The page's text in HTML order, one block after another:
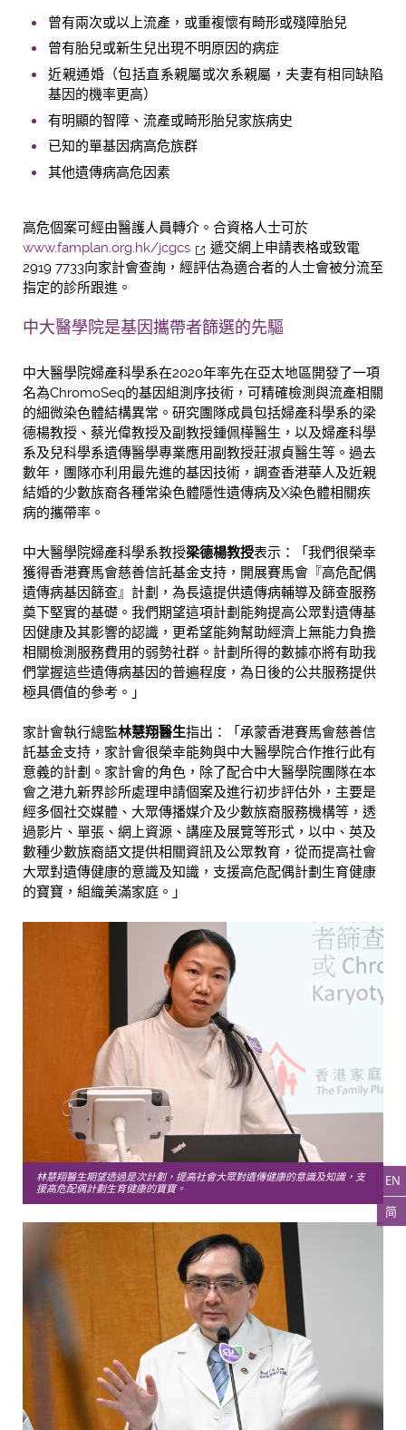
EN
简
曾有兩次或以上流產，或重複懷有畸形或殘障胎兒
曾有胎兒或新生兒出現不明原因的病症
近親通婚（包括直系親屬或次系親屬，夫妻有相同缺陷
基因的機率更高）
有明顯的智障、流產或畸形胎兒家族病史
已知的單基因病高危族群
其他遺傳病高危因素
高危個案可經由醫護人員轉介。合資格人士可於
www.famplan.org.hk/jcgcs
遞交網上申請表格或致電
2919 7733向家計會查詢，經評估為適合者的人士會被分流至
指定的診所跟進。
中大醫學院是基因攜帶者篩選的先驅
中大醫學院婦產科學系在2020年率先在亞太地區開發了一項
名為ChromoSeq的基因組測序技術，可精確檢測與流產相關
的細微染色體結構異常。研究團隊成員包括婦產科學系的梁
德楊教授、蔡光偉教授及副教授鍾佩樺醫生，以及婦產科學
系及兒科學系遺傳醫學專業應用副教授莊淑貞醫生等。過去
數年，團隊亦利用最先進的基因技術，調查香港華人及近親
結婚的少數族裔各種常染色體隱性遺傳病及X染色體相關疾
病的攜帶率。
中大醫學院婦產科學系教授梁德楊教授表示：「我們很榮幸
獲得香港賽馬會慈善信託基金支持，開展賽馬會『高危配偶
遺傳病基因篩查』計劃，為長遠提供遺傳病輔導及篩查服務
奠下堅實的基礎。我們期望這項計劃能夠提高公眾對遺傳基
因健康及其影響的認識，更希望能夠幫助經濟上無能力負擔
相關檢測服務費用的弱勢社群。計劃所得的數據亦將有助我
們掌握這些遺傳病基因的普遍程度，為日後的公共服務提供
極具價值的參考。」
家計會執行總監林慧翔醫生指出：「承蒙香港賽馬會慈善信
託基金支持，家計會很榮幸能夠與中大醫學院合作推行此有
意義的計劃。家計會的角色，除了配合中大醫學院團隊在本
會之港九新界診所處理申請個案及進行初步評估外，主要是
經多個社交媒體、大眾傳播媒介及少數族裔服務機構等，透
過影片、單張、網上資源、講座及展覽等形式，以中、英及
數種少數族裔語文提供相關資訊及公眾教育，從而提高社會
大眾對遺傳健康的意識及知識，支援高危配偶計劃生育健康
的寶寶，組織美滿家庭。」
林慧翔醫生期望透過是次計劃，提高社會大眾對遺傳健康的意識及知識，支
援高危配偶計劃生育健康的寶寶。